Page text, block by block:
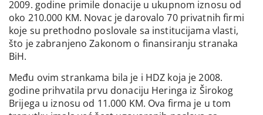
2009. godine primile donacije u ukupnom iznosu od
oko 210.000 KM. Novac je darovalo 70 privatnih firmi
koje su prethodno poslovale sa institucijama vlasti,
što je zabranjeno Zakonom o finansiranju stranaka
BiH.
Među ovim strankama bila je i HDZ koja je 2008.
godine prihvatila prvu donaciju Heringa iz Širokog
Brijega u iznosu od 11.000 KM. Ova firma je u tom